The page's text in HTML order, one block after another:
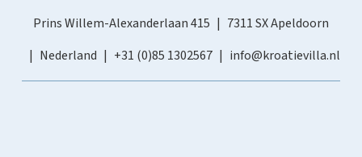
Prins Willem-Alexanderlaan 415
7311 SX Apeldoorn
Nederland
+31 (0)85 1302567 info@kroatievilla.nl